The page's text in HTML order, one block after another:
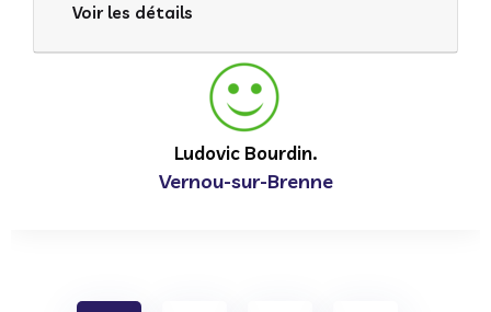
Voir les détails
Ludovic Bourdin.
Vernou-sur-Brenne